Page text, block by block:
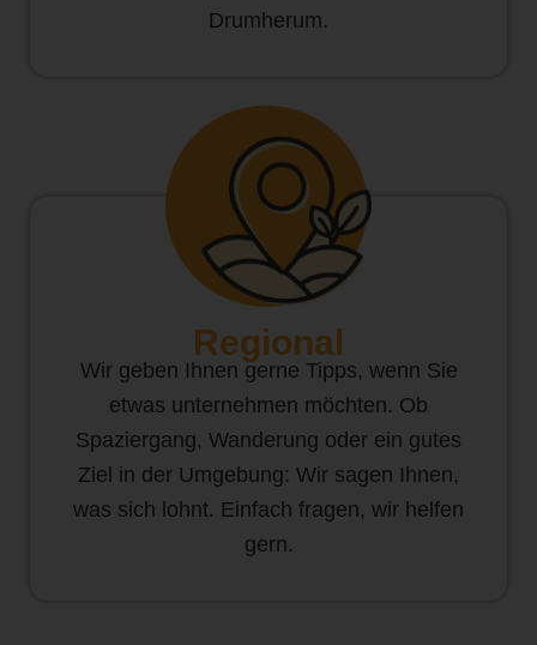
Drumherum.
Regional
Wir geben Ihnen gerne Tipps, wenn Sie
etwas unternehmen möchten. Ob
Spaziergang, Wanderung oder ein gutes
Ziel in der Umgebung: Wir sagen Ihnen,
was sich lohnt. Einfach fragen, wir helfen
gern.